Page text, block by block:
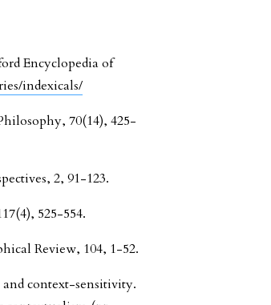
Encyclopedia of
indexicals/
70(14), 425-
2, 91-123.
525-554.
Review, 104, 1-52.
context-sensitivity.